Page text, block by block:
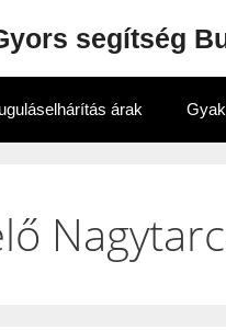
segítség
árak